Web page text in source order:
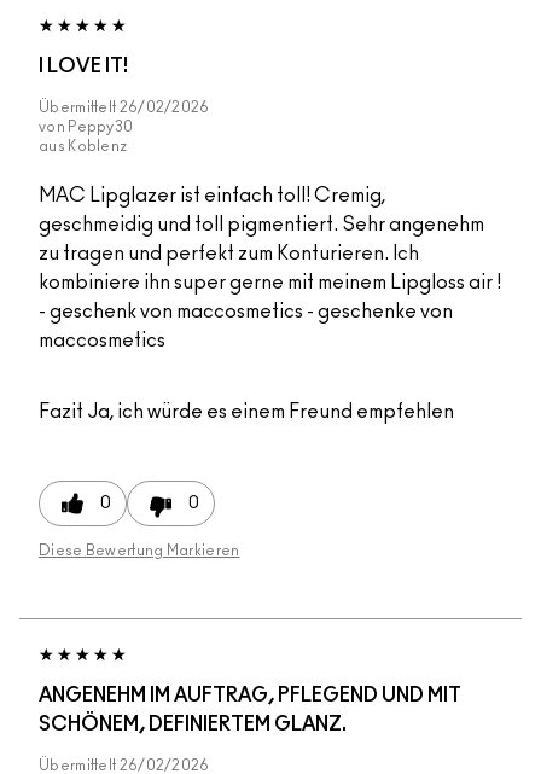
I LOVE IT!
Übermittelt 26/02/2026
von Peppy30
aus Koblenz
MAC Lipglazer ist einfach toll! Cremig,
geschmeidig und toll pigmentiert. Sehr angenehm
zu tragen und perfekt zum Konturieren. Ich
kombiniere ihn super gerne mit meinem Lipgloss air !
- geschenk von maccosmetics - geschenke von
maccosmetics
Fazit Ja, ich würde es einem Freund empfehlen
0 0
Diese Bewertung Markieren
ANGENEHM IM AUFTRAG, PFLEGEND UND MIT
SCHÖNEM, DEFINIERTEM GLANZ.
Übermittelt 26/02/2026